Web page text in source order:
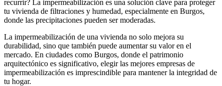
recurrir? La impermeabilización es una solución clave para proteger
tu vivienda de filtraciones y humedad, especialmente en Burgos,
donde las precipitaciones pueden ser moderadas.
La impermeabilización de una vivienda no solo mejora su
durabilidad, sino que también puede aumentar su valor en el
mercado. En ciudades como Burgos, donde el patrimonio
arquitectónico es significativo, elegir las mejores empresas de
impermeabilización es imprescindible para mantener la integridad de
tu hogar.